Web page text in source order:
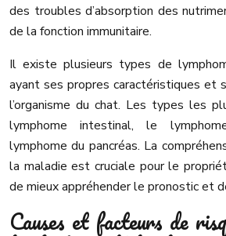
des troubles d’absorption des
de la fonction immunitaire.
Il existe plusieurs types de
ayant ses propres caractéristiques et
l’organisme du chat. Les types les
lymphome intestinal, le
lymphome du pancréas. La
la maladie est cruciale pour le
de mieux appréhender le pronostic et
Causes et facteurs de